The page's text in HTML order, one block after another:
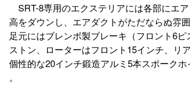
SRT-8専用のエクステリアには各部にエ
高をダウンし、エアダクトがただならぬ雰囲
足元にはブレンボ製ブレーキ（フロント6
ストン、ローターはフロント15インチ、リ
個性的な20インチ鍛造アルミ5本スポーク
。